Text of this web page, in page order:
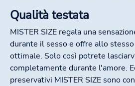
Qualità testata
MISTER SIZE regala una
durante il sesso e offre allo
ottimale. Solo così potrete
completamente durante l'amore.
preservativi MISTER SIZE sono